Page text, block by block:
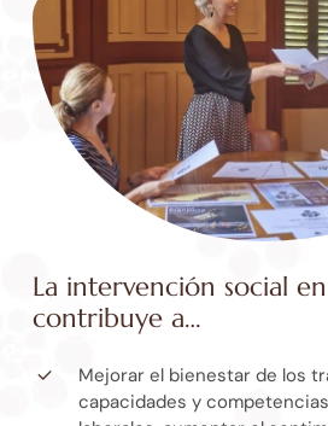
La intervención social
contribuye a…
Mejorar el bienestar de los
capacidades y